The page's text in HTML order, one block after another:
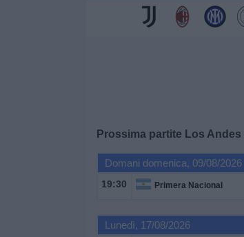
Prossima partite Los Andes
Domani domenica, 09/08/2026
19:30 Primera Nacional
Lunedì, 17/08/2026